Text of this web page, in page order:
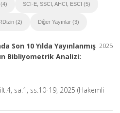
SCI-E, SSCI, AHCI, ESCI (5)
(2) Diğer Yayınlar (3)
2025
Son 10 Yılda Yayınlanmış
Bibliyometrik Analizi:
sa.1, ss.10-19, 2025 (Hakemli